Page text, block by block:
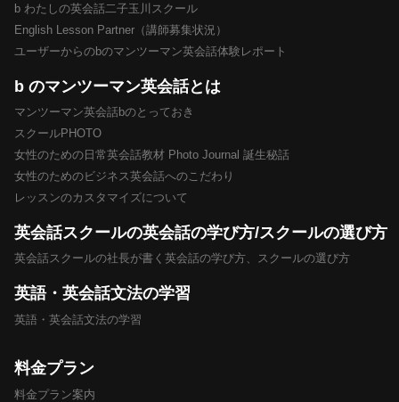
b わたしの英会話二子玉川スクール
English Lesson Partner（講師募集状況）
ユーザーからのbのマンツーマン英会話体験レポート
b のマンツーマン英会話とは
マンツーマン英会話bのとっておき
スクールPHOTO
女性のための日常英会話教材 Photo Journal 誕生秘話
女性のためのビジネス英会話へのこだわり
レッスンのカスタマイズについて
英会話スクールの英会話の学び方/スクールの選び方
英会話スクールの社長が書く英会話の学び方、スクールの選び方
英語・英会話文法の学習
英語・英会話文法の学習
料金プラン
料金プラン案内